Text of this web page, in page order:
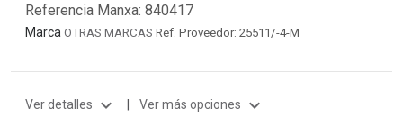
Referencia Manxa: 840417
Marca OTRAS MARCAS Ref. Proveedor: 25511/-4-M
Ver detalles expand_more | Ver más opciones expand_more